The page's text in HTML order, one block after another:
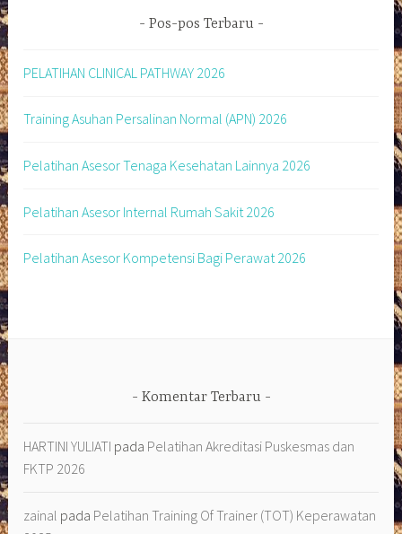
Pos-pos Terbaru
PELATIHAN CLINICAL PATHWAY 2026
Training Asuhan Persalinan Normal (APN) 2026
Pelatihan Asesor Tenaga Kesehatan Lainnya 2026
Pelatihan Asesor Internal Rumah Sakit 2026
Pelatihan Asesor Kompetensi Bagi Perawat 2026
Komentar Terbaru
HARTINI YULIATI pada Pelatihan Akreditasi Puskesmas dan
FKTP 2026
zainal pada Pelatihan Training Of Trainer (TOT) Keperawatan